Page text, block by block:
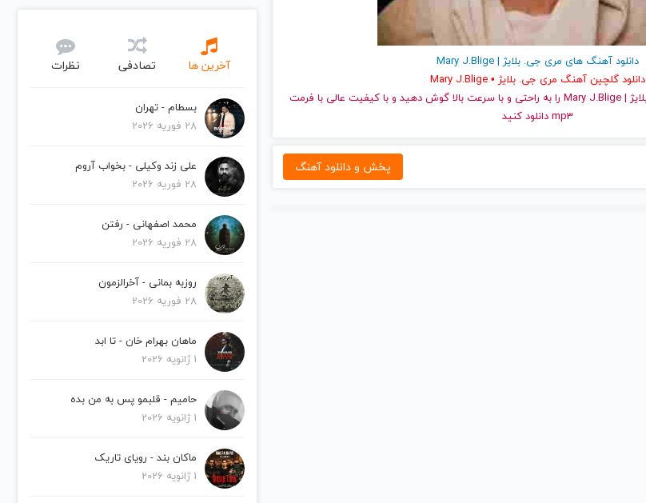
دانلود آهنگ های مری جی. بلایژ | Mary J.Blige
دانلود گلچین آهنگ مری جی. بلایژ • Mary J.Blige
و قدیمی مری جی. بلایژ | Mary J.Blige را به راحتی و با سرعت بالا گوش دهید و با کیفیت عالی با فرمت
mp3 دانلود کنید
پخش و دانلود آهنگ
آخرین ها تصادفی نظرات
بسطام - تهران
28 فوریه 2026
علی زند وکیلی - بخواب آروم
28 فوریه 2026
محمد اصفهانی - رفتن
28 فوریه 2026
روزبه بمانی - آخرالزمون
28 فوریه 2026
ماهان بهرام خان - تا ابد
1 ژانویه 2026
حامیم - قلبمو پس به من بده
1 ژانویه 2026
ماکان بند - رویای تاریک
1 ژانویه 2026